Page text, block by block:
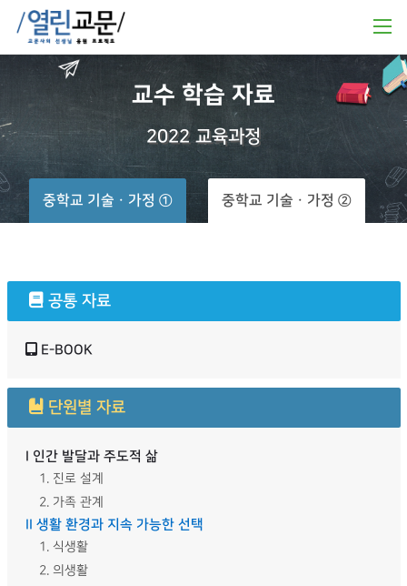
교수 학습 자료
2022 교육과정
중학교 기술ㆍ가정 ① 중학교 기술ㆍ가정 ②
공통 자료
E-BOOK
단원별 자료
I 인간 발달과 주도적 삶
1. 진로 설계
2. 가족 관계
II 생활 환경과 지속 가능한 선택
1. 식생활
2. 의생활